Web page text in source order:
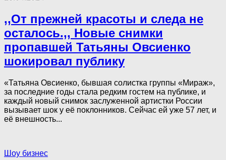
,,От прежней красоты и следа не
осталось.,, Новые снимки
пропавшей Татьяны Овсиенко
шокировал публику
«Татьяна Овсиенко, бывшая солистка группы «Мираж»,
за последние годы стала редким гостем на публике, и
каждый новый снимок заслуженной артистки России
вызывает шок у её поклонников. Сейчас ей уже 57 лет, и
её внешность...
Шоу бизнес